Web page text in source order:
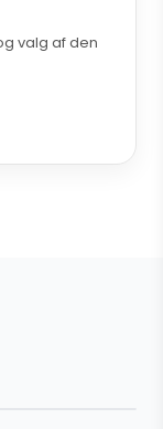
valg af den